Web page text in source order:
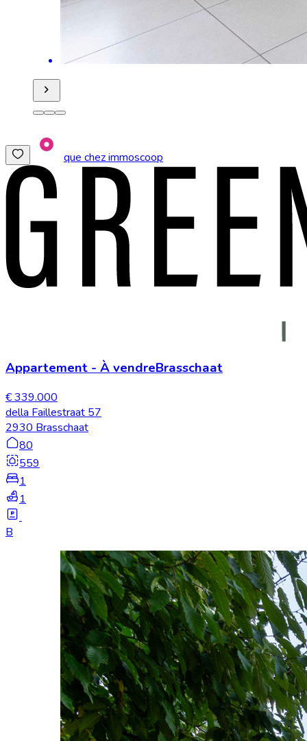
que chez immoscoop
Appartement - À vendreBrasschaat
€ 339.000
della Faillestraat 57
2930 Brasschaat
80
559
1
1
B